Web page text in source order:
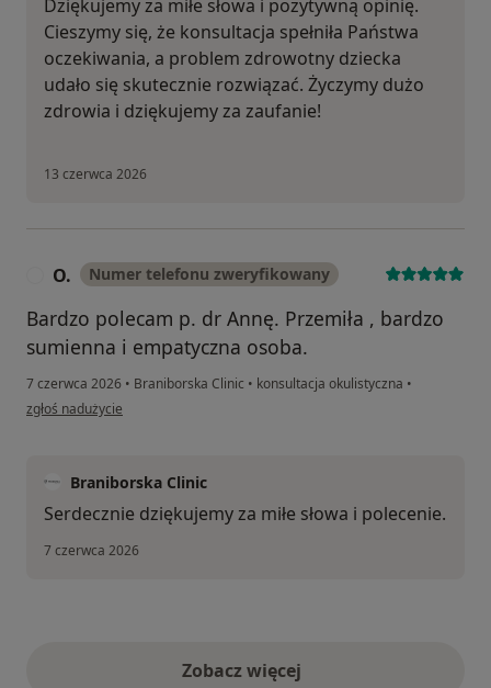
Dziękujemy za miłe słowa i pozytywną opinię.
Cieszymy się, że konsultacja spełniła Państwa
oczekiwania, a problem zdrowotny dziecka
udało się skutecznie rozwiązać. Życzymy dużo
zdrowia i dziękujemy za zaufanie!
13 czerwca 2026
O. Numer telefonu zweryfikowany
Bardzo polecam p. dr Annę. Przemiła , bardzo
sumienna i empatyczna osoba.
7 czerwca 2026 • Braniborska Clinic • konsultacja okulistyczna •
w opinii użytkownika O.
zgłoś nadużycie
Braniborska Clinic
Serdecznie dziękujemy za miłe słowa i polecenie.
7 czerwca 2026
Zobacz więcejopinie powyżej